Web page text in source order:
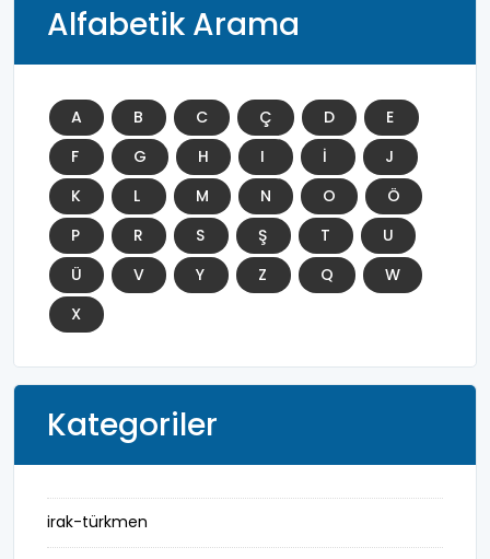
Alfabetik Arama
A B C Ç D
E
F
G H I İ
J
K
L M N O
Ö
P
R S Ş T
U
Ü
V Y Z Q
W
X
Kategoriler
irak-türkmen